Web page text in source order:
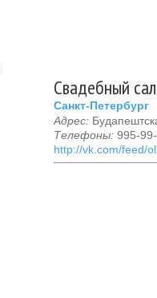
Свадебный
Санкт-Петербург
Адрес:
Телефоны: 995-
http://vk.com/feed/